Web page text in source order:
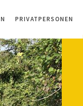
PRIVATPERSONEN